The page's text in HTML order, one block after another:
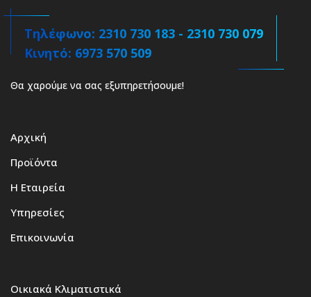
Τηλέφωνο: 2310 730 183 - 2310 730 079
Κινητό: 6973 570 509
Θα χαρούμε να σας εξυπηρετήσουμε!
Αρχική
Προϊόντα
Η Εταιρεία
Υπηρεσίες
Επικοινωνία
Οικιακά Κλιματιστικά